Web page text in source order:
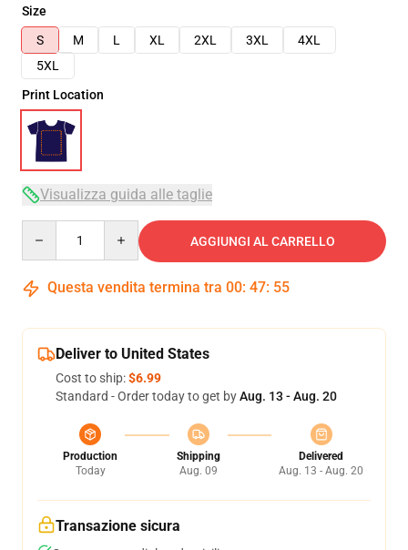
Size
S
M L XL 2XL 3XL
4XL
5XL
Print Location
Visualizza guida alle taglie
AGGIUNGI AL CARRELLO
Questa vendita termina tra 00: 47: 54
Deliver to United States
Cost to ship:$6.99
Standard - Order today to get byAug. 13 - Aug. 20
Production
Today
Shipping
Aug. 09
Delivered
Aug. 13 - Aug. 20
Transazione sicura